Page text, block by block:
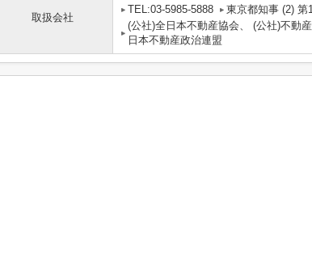
取扱会社
TEL:03-5985-5888
東京都知事 (2) 第
(公社)全日本不動産協会、 (公社)不動
日本不動産政治連盟